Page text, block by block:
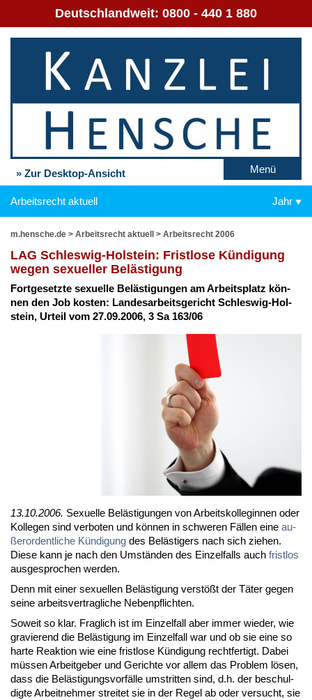
Deutschlandweit: 0800 - 440 1 880
» Zur Desktop-Ansicht Menü
Arbeitsrecht aktuell Jahr
m.hensche.de > Arbeitsrecht aktuell > Arbeitsrecht 2006
LAG Schles­wig-Hol­stein: Frist­lo­se Kün­di­gung
we­gen se­xu­el­ler Be­läs­ti­gung
Fort­ge­setz­te se­xu­el­le Be­läs­ti­gun­gen am Ar­beits­platz kön­
nen den Job kos­ten: Lan­des­ar­beits­ge­richt Schles­wig-Hol­
stein, Ur­teil vom 27.09.2006, 3 Sa 163/06
13.10.2006. Se­xu­el­le Be­läs­ti­gun­gen von Ar­beits­kol­le­gin­nen oder
Kol­le­gen sind ver­bo­ten und kön­nen in schwe­ren Fäl­len ei­ne au­
ßer­or­dent­li­che Kün­di­gung des Be­läs­ti­gers nach sich zie­hen.
Die­se kann je nach den Um­stän­den des Ein­zel­falls auch frist­los
aus­ge­spro­chen wer­den.
Denn mit ei­ner se­xu­el­len Be­läs­ti­gung ver­stößt der Tä­ter ge­gen
sei­ne ar­beits­ver­trag­li­che Ne­ben­pflich­ten.
So­weit so klar. Frag­lich ist im Ein­zel­fall aber im­mer wie­der, wie
gra­vie­rend die Be­läs­ti­gung im Ein­zel­fall war und ob sie ei­ne so
har­te Re­ak­ti­on wie ei­ne frist­lo­se Kün­di­gung recht­fer­tigt. Da­bei
müs­sen Ar­beit­ge­ber und Ge­rich­te vor al­lem das Pro­blem lö­sen,
dass die Be­läs­ti­gungs­vor­fäl­le um­strit­ten sind, d.h. der be­schul­
dig­te Ar­beit­neh­mer strei­tet sie in der Re­gel ab oder ver­sucht, sie